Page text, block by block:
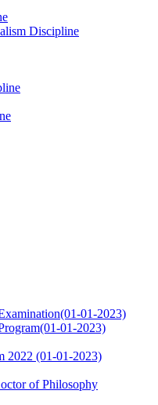
Discipline
01-2023)
01-2023)
2022 (01-01-2023)
of Philosophy